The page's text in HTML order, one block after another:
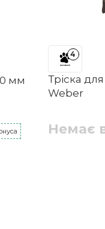
мм
4
Тріска
Weber
Немає